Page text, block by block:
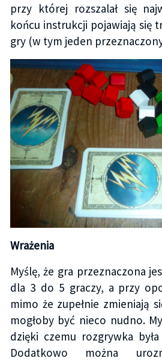
przy której rozszalał się
końcu instrukcji pojawiają się
gry (w tym jeden
Wrażenia
Myślę, że gra przeznaczona
dla 3 do 5 graczy, a przy
mimo że zupełnie zmieniają
mogłoby być nieco nudno.
dzięki czemu rozgrywka
Dodatkowo można